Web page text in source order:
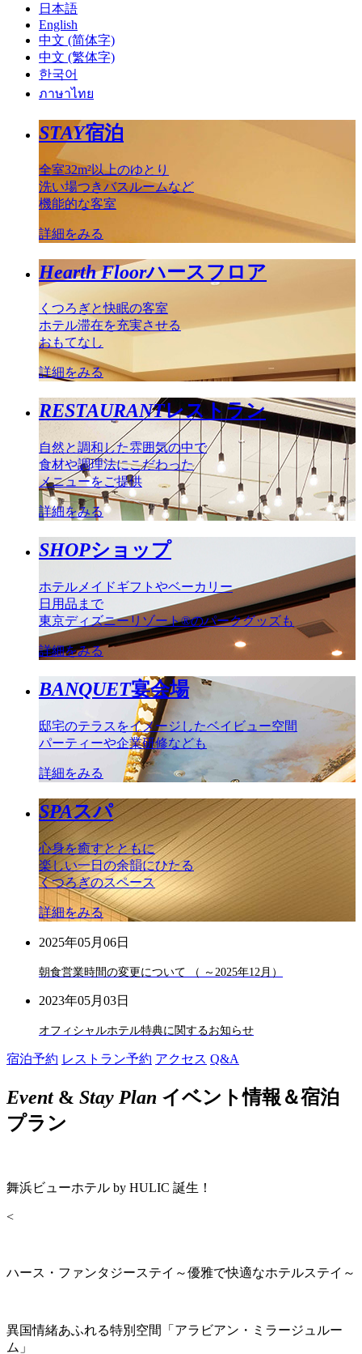
日本語
English
中文 (简体字)
中文 (繁体字)
한국어
ภาษาไทย
STAY宿泊
全室32m²以上のゆとり
洗い場つきバスルームなど
機能的な客室
詳細をみる
Hearth Floorハースフロア
くつろぎと快眠の客室
ホテル滞在を充実させる
おもてなし
詳細をみる
RESTAURANTレストラン
自然と調和した雰囲気の中で
食材や調理法にこだわった
メニューをご提供
詳細をみる
SHOPショップ
ホテルメイドギフトやベーカリー
日用品まで
東京ディズニーリゾート®のパークグッズも
詳細をみる
BANQUET宴会場
邸宅のテラスをイメージしたベイビュー空間
パーティーや企業研修なども
詳細をみる
SPAスパ
心身を癒すとともに
楽しい一日の余韻にひたる
くつろぎのスペース
詳細をみる
2025年05月06日
朝食営業時間の変更について （ ～2025年12月）
2023年05月03日
オフィシャルホテル特典に関するお知らせ
宿泊予約 レストラン予約 アクセス Q&A
Event& Stay Plan イベント情報＆宿泊
プラン
舞浜ビューホテル by HULIC 誕生！
<
ハース・ファンタジーステイ～優雅で快適なホテルステイ～
異国情緒あふれる特別空間「アラビアン・ミラージュルー
ム」